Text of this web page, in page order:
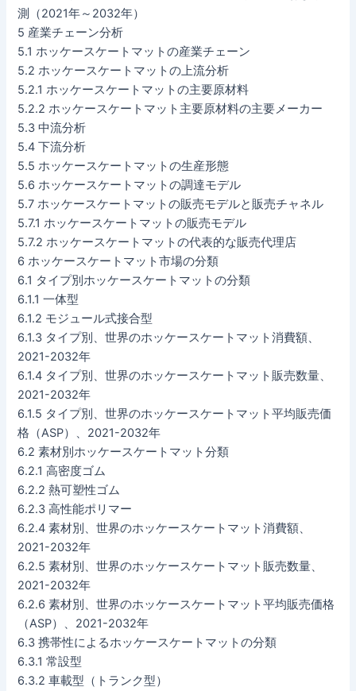
測（2021年～2032年）
5 産業チェーン分析
5.1 ホッケースケートマットの産業チェーン
5.2 ホッケースケートマットの上流分析
5.2.1 ホッケースケートマットの主要原材料
5.2.2 ホッケースケートマット主要原材料の主要メーカー
5.3 中流分析
5.4 下流分析
5.5 ホッケースケートマットの生産形態
5.6 ホッケースケートマットの調達モデル
5.7 ホッケースケートマットの販売モデルと販売チャネル
5.7.1 ホッケースケートマットの販売モデル
5.7.2 ホッケースケートマットの代表的な販売代理店
6 ホッケースケートマット市場の分類
6.1 タイプ別ホッケースケートマットの分類
6.1.1 一体型
6.1.2 モジュール式接合型
6.1.3 タイプ別、世界のホッケースケートマット消費額、
2021-2032年
6.1.4 タイプ別、世界のホッケースケートマット販売数量、
2021-2032年
6.1.5 タイプ別、世界のホッケースケートマット平均販売価
格（ASP）、2021-2032年
6.2 素材別ホッケースケートマット分類
6.2.1 高密度ゴム
6.2.2 熱可塑性ゴム
6.2.3 高性能ポリマー
6.2.4 素材別、世界のホッケースケートマット消費額、
2021-2032年
6.2.5 素材別、世界のホッケースケートマット販売数量、
2021-2032年
6.2.6 素材別、世界のホッケースケートマット平均販売価格
（ASP）、2021-2032年
6.3 携帯性によるホッケースケートマットの分類
6.3.1 常設型
6.3.2 車載型（トランク型）